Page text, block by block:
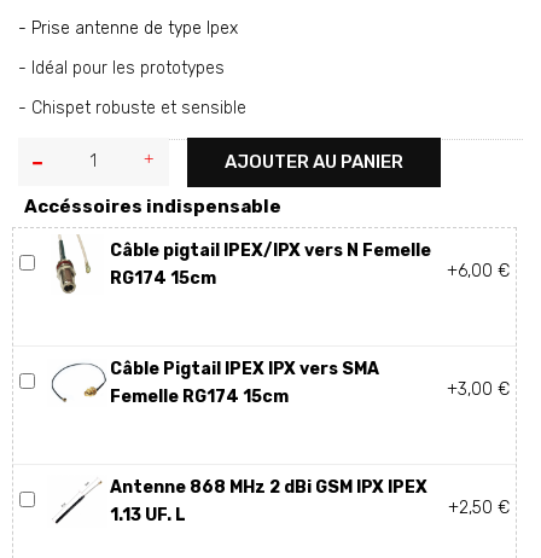
- Prise antenne de type Ipex
- Idéal pour les prototypes
- Chispet robuste et sensible
AJOUTER AU PANIER
Accéssoires indispensable
Câble pigtail IPEX/IPX vers N Femelle
RG174 15cm
+6,00 €
Câble Pigtail IPEX IPX vers SMA
Femelle RG174 15cm
+3,00 €
Antenne 868 MHz 2 dBi GSM IPX IPEX
1.13 UF. L
+2,50 €